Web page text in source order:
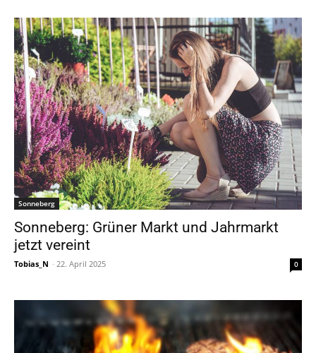
Sonneberg
Sonneberg: Grüner Markt und Jahrmarkt
jetzt vereint
Tobias_N - 22. April 2025 0